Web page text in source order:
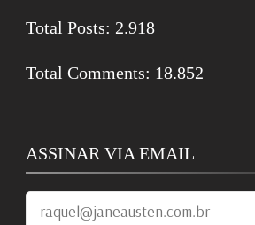
Total Posts: 2.918
Total Comments: 18.852
ASSINAR VIA EMAIL
raquel@janeausten.com.br